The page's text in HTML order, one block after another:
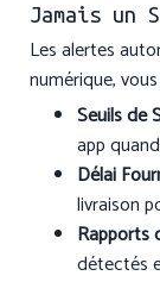
Jamais un
Les alertes
numérique,
Seuils de
app
Délai
livraison
Rapports
détectés